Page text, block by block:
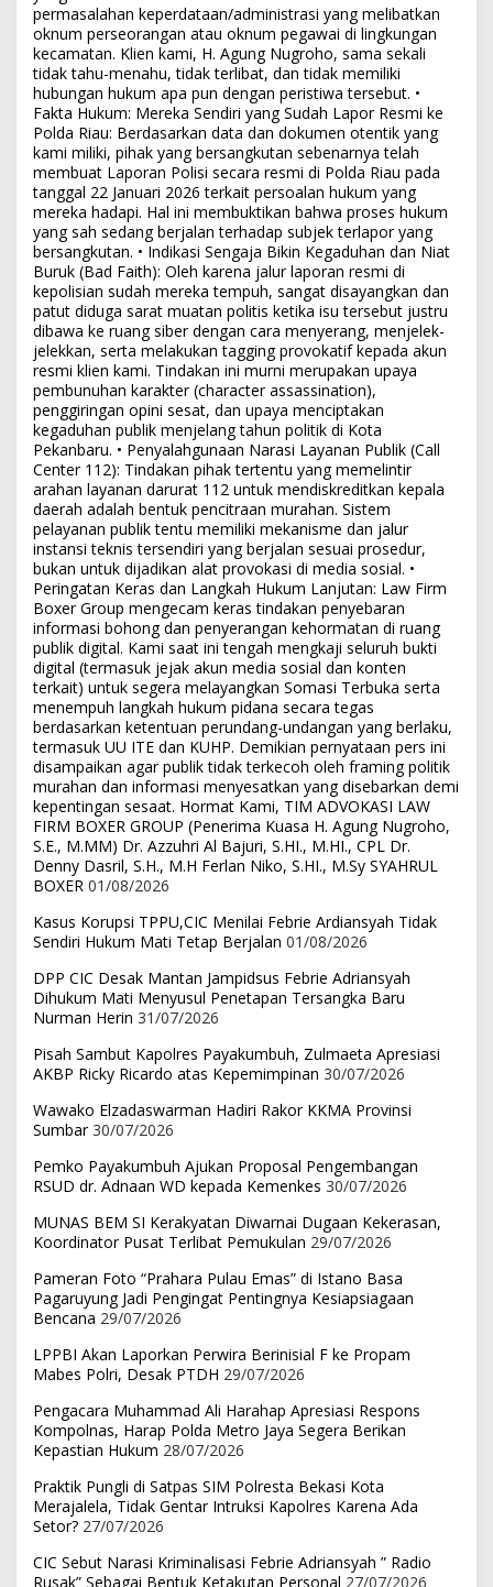
permasalahan keperdataan/administrasi yang melibatkan
oknum perseorangan atau oknum pegawai di lingkungan
kecamatan. Klien kami, H. Agung Nugroho, sama sekali
tidak tahu-menahu, tidak terlibat, dan tidak memiliki
hubungan hukum apa pun dengan peristiwa tersebut. •
Fakta Hukum: Mereka Sendiri yang Sudah Lapor Resmi ke
Polda Riau: Berdasarkan data dan dokumen otentik yang
kami miliki, pihak yang bersangkutan sebenarnya telah
membuat Laporan Polisi secara resmi di Polda Riau pada
tanggal 22 Januari 2026 terkait persoalan hukum yang
mereka hadapi. Hal ini membuktikan bahwa proses hukum
yang sah sedang berjalan terhadap subjek terlapor yang
bersangkutan. • Indikasi Sengaja Bikin Kegaduhan dan Niat
Buruk (Bad Faith): Oleh karena jalur laporan resmi di
kepolisian sudah mereka tempuh, sangat disayangkan dan
patut diduga sarat muatan politis ketika isu tersebut justru
dibawa ke ruang siber dengan cara menyerang, menjelek-
jelekkan, serta melakukan tagging provokatif kepada akun
resmi klien kami. Tindakan ini murni merupakan upaya
pembunuhan karakter (character assassination),
penggiringan opini sesat, dan upaya menciptakan
kegaduhan publik menjelang tahun politik di Kota
Pekanbaru. • Penyalahgunaan Narasi Layanan Publik (Call
Center 112): Tindakan pihak tertentu yang memelintir
arahan layanan darurat 112 untuk mendiskreditkan kepala
daerah adalah bentuk pencitraan murahan. Sistem
pelayanan publik tentu memiliki mekanisme dan jalur
instansi teknis tersendiri yang berjalan sesuai prosedur,
bukan untuk dijadikan alat provokasi di media sosial. •
Peringatan Keras dan Langkah Hukum Lanjutan: Law Firm
Boxer Group mengecam keras tindakan penyebaran
informasi bohong dan penyerangan kehormatan di ruang
publik digital. Kami saat ini tengah mengkaji seluruh bukti
digital (termasuk jejak akun media sosial dan konten
terkait) untuk segera melayangkan Somasi Terbuka serta
menempuh langkah hukum pidana secara tegas
berdasarkan ketentuan perundang-undangan yang berlaku,
termasuk UU ITE dan KUHP. Demikian pernyataan pers ini
disampaikan agar publik tidak terkecoh oleh framing politik
murahan dan informasi menyesatkan yang disebarkan demi
kepentingan sesaat. Hormat Kami, TIM ADVOKASI LAW
FIRM BOXER GROUP (Penerima Kuasa H. Agung Nugroho,
S.E., M.MM) Dr. Azzuhri Al Bajuri, S.HI., M.HI., CPL Dr.
Denny Dasril, S.H., M.H Ferlan Niko, S.HI., M.Sy SYAHRUL
BOXER 01/08/2026
Kasus Korupsi TPPU,CIC Menilai Febrie Ardiansyah Tidak
Sendiri Hukum Mati Tetap Berjalan 01/08/2026
DPP CIC Desak Mantan Jampidsus Febrie Adriansyah
Dihukum Mati Menyusul Penetapan Tersangka Baru
Nurman Herin 31/07/2026
Pisah Sambut Kapolres Payakumbuh, Zulmaeta Apresiasi
AKBP Ricky Ricardo atas Kepemimpinan 30/07/2026
Wawako Elzadaswarman Hadiri Rakor KKMA Provinsi
Sumbar 30/07/2026
Pemko Payakumbuh Ajukan Proposal Pengembangan
RSUD dr. Adnaan WD kepada Kemenkes 30/07/2026
MUNAS BEM SI Kerakyatan Diwarnai Dugaan Kekerasan,
Koordinator Pusat Terlibat Pemukulan 29/07/2026
Pameran Foto “Prahara Pulau Emas” di Istano Basa
Pagaruyung Jadi Pengingat Pentingnya Kesiapsiagaan
Bencana 29/07/2026
LPPBI Akan Laporkan Perwira Berinisial F ke Propam
Mabes Polri, Desak PTDH 29/07/2026
Pengacara Muhammad Ali Harahap Apresiasi Respons
Kompolnas, Harap Polda Metro Jaya Segera Berikan
Kepastian Hukum 28/07/2026
Praktik Pungli di Satpas SIM Polresta Bekasi Kota
Merajalela, Tidak Gentar Intruksi Kapolres Karena Ada
Setor? 27/07/2026
CIC Sebut Narasi Kriminalisasi Febrie Adriansyah ” Radio
Rusak” Sebagai Bentuk Ketakutan Personal 27/07/2026